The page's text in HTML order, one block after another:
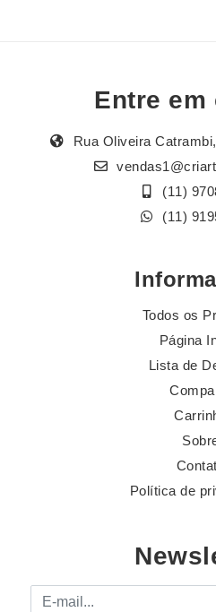
Entre em
Rua Oliveira
(11)
(11)
Todos os
Página
Lista de
Política de
E-mail